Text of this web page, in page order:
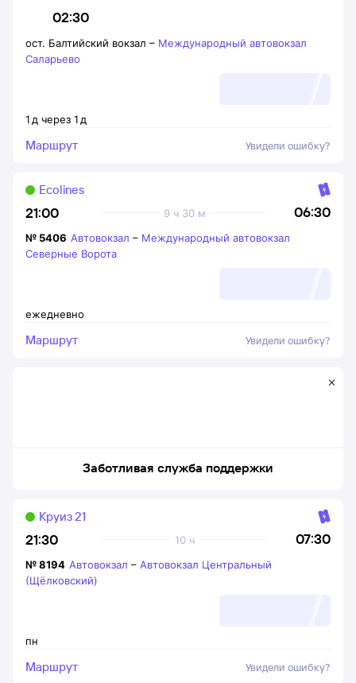
02:30
1 д через 1 д
ост. Балтийский вокзал – Международный автовокзал
Саларьево
Маршрут Увидели ошибку?
21:00 06:30
9 ч 30 м
Ecolines
ежедневно
№ 5406 Автовокзал – Международный автовокзал
Северные Ворота
Маршрут Увидели ошибку?
Заботливая служба поддержки
21:30 07:30
10 ч
Круиз 21
пн
№8194 Автовокзал – Автовокзал Центральный
(Щёлковский)
Маршрут Увидели ошибку?